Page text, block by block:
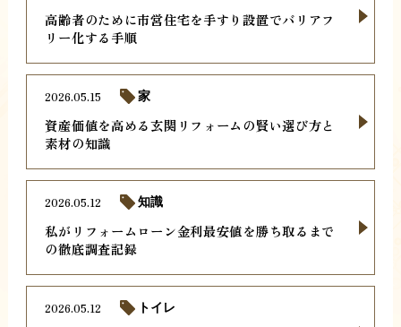
高齢者のために市営住宅を手すり設置でバリアフ
リー化する手順
資産価値を高める玄関リフォームの賢い選び方と
素材の知識
2026.05.15 家
私がリフォームローン金利最安値を勝ち取るまで
の徹底調査記録
2026.05.12 知識
2026.05.12 トイレ